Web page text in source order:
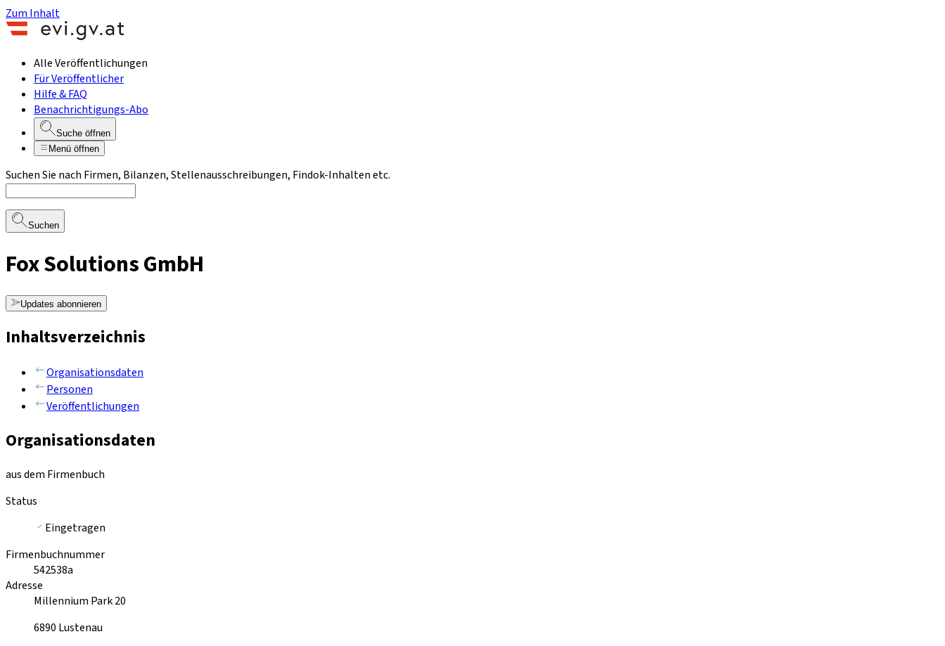
Zum Inhalt
Alle Veröffentlichungen
Für Veröffentlicher
Hilfe & FAQ
Benachrichtigungs-Abo
Suche öffnen
Menü öffnen
Suchen Sie nach Firmen, Bilanzen, Stellenausschreibungen, Findok-Inhalten etc.
Suchen
Fox Solutions GmbH
Updates abonnieren
Inhaltsverzeichnis
Organisationsdaten
Personen
Veröffentlichungen
Organisationsdaten
aus dem Firmenbuch
Status
Eingetragen
Firmenbuchnummer
542538a
Adresse
Millennium Park 20
6890 Lustenau